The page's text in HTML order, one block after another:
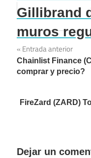
Gillibrand
muros
Navegación
de
Entrada anterior
Chainlist Finance
comprar y precio?
FireZard (ZARD)
Dejar un